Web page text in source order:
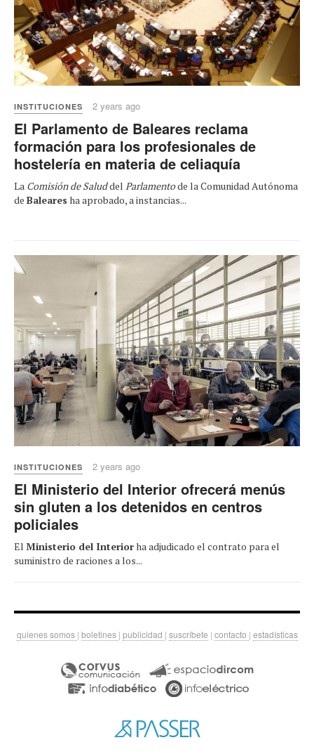
INSTITUCIONES 2 years ago
El Parlamento de Baleares reclama
formación para los profesionales de
hostelería en materia de celiaquía
La Comisión de Saluddel Parlamentode la Comunidad Autónoma
de Baleares ha aprobado, a instancias...
INSTITUCIONES 2 years ago
El Ministerio del Interior ofrecerá menús
sin gluten a los detenidos en centros
policiales
El Ministerio del Interiorha adjudicado el contrato para el
suministro de raciones a los...
quienes somos | boletines | publicidad | suscríbete | contacto | estadísticas